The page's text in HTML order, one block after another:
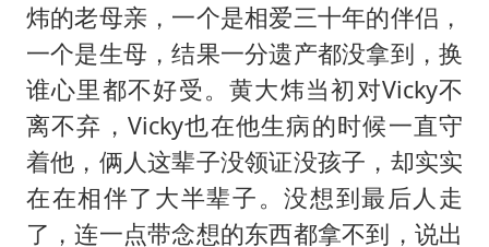
炜的老母亲，一个是相爱三十年的伴侣，
一个是生母，结果一分遗产都没拿到，换
谁心里都不好受。黄大炜当初对Vicky不
离不弃，Vicky也在他生病的时候一直守
着他，俩人这辈子没领证没孩子，却实实
在在相伴了大半辈子。没想到最后人走
了，连一点带念想的东西都拿不到，说出